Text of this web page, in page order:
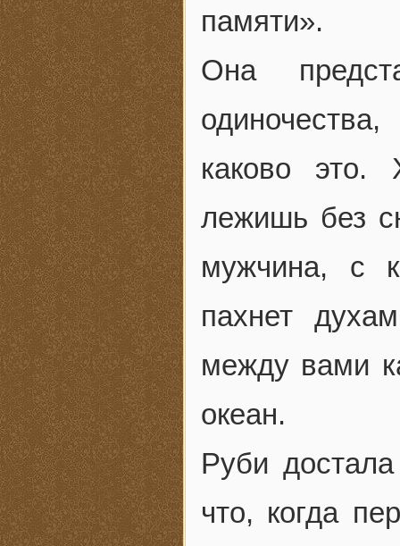
памяти».
Она
каково это.
лежишь без
мужчина, с
пахнет
между вами
океан.
Руби
что, когда